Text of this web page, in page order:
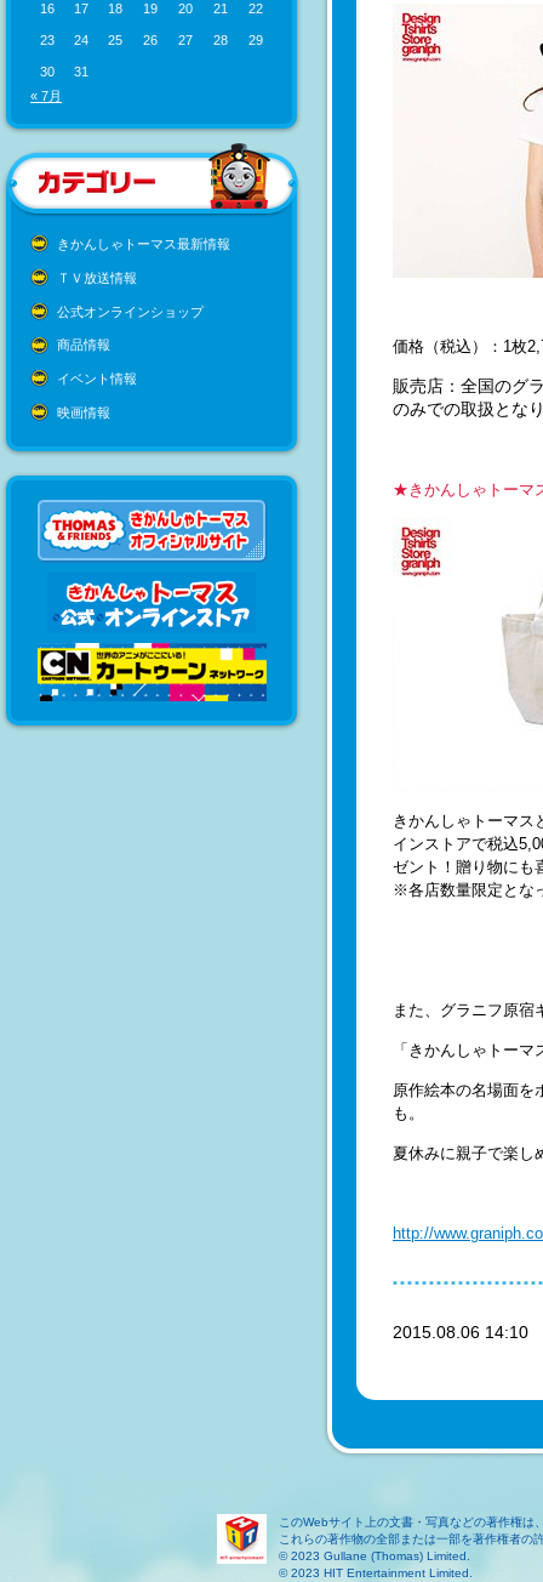
16 17 18 19 20 21 22
23 24 25 26 27 28 29
30
31
« 7月
きかんしゃトーマス最新情報
ＴＶ放送情報
公式オンラインショップ
商品情報
イベント情報
映画情報
価格（税込）：1枚
販売店：全国のグ
のみでの取扱とな
★きかんしゃトーマ
きかんしゃトーマス
インストアで税込
ゼント！贈り物にも
※各店数量限定とな
また、グラニフ原宿
「きかんしゃトー
原作絵本の名場面を
も。
夏休みに親子で楽し
http://
2015.08.06
このWebサイト上の文書・写真などの著作権
これらの著作物の全部または一部を著作権者の
© 2023 Gullane (Thomas) Limited.
© 2023 HIT Entertainment Limited.